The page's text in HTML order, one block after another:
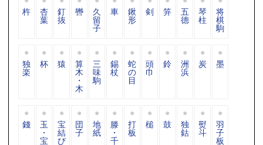
杵 杏
葉
釘
抜
轡 久
留
子
車 鍬
形
剣 笄 五
德
琴
柱
将
棋
駒
独
楽
杯 猿 算
木
・
木
三
味
駒
錫
杖
蛇
の
目
頭
巾
鈴 洲
浜
炭 墨
錢 玉
・
宝
宝
結
び
団
子
地
紙
滕
・
千
打
板
槌 鼓 独
鈷
熨
斗
羽
子
板